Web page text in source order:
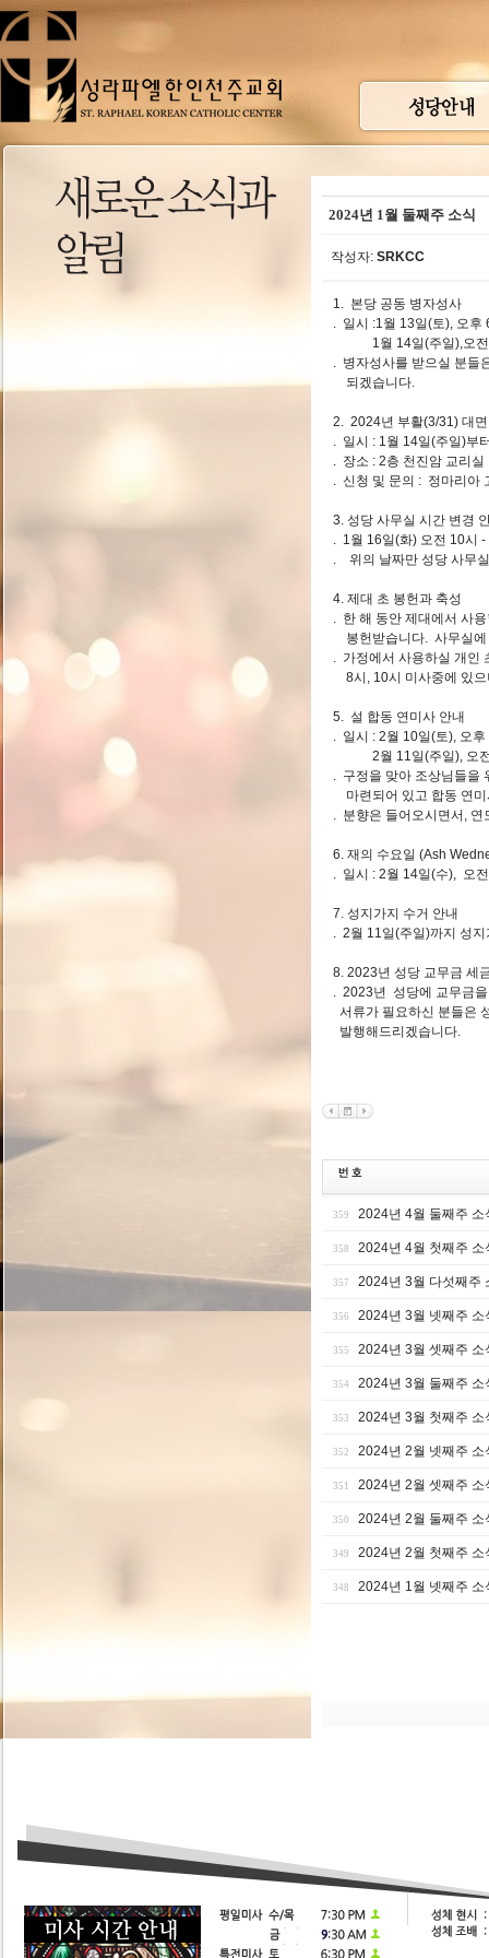
2024년 1월 둘째주 소식
작성자: SRKCC
1. 본당 공동 병자성사
. 일시 :1월 13일(토), 오후
1월 14일(주일),오전 8
. 병자성사를 받으실 분들
되겠습니다.
2. 2024년 부활(3/31) 대
. 일시 : 1월 14일(주일)
. 장소 : 2층 천진암 교리실
. 신청 및 문의 : 정마리아
3. 성당 사무실 시간 변경
. 1월 16일(화) 오전 10시 -
. 위의 날짜만 성당 사무
4. 제대 초 봉헌과 축성
. 한 해 동안 제대에서 사
봉헌받습니다. 사무실에
. 가정에서 사용하실 개인
8시, 10시 미사중에 있
5. 설 합동 연미사 안내
. 일시 : 2월 10일(토), 오
2월 11일(주일), 오전
. 구정을 맞아 조상님들을
마련되어 있고 합동 연
. 분향은 들어오시면서, 연
6. 재의 수요일 (Ash
. 일시 : 2월 14일(수), 오
7. 성지가지 수거 안내
. 2월 11일(주일)까지 성
8. 2023년 성당 교무금 세
. 2023년 성당에 교무금
서류가 필요하신 분들은
발행해드리겠습니다.
359 2024년 4월 둘째주 소
358 2024년 4월 첫째주 소
357 2024년 3월 다섯째주
356 2024년 3월 넷째주 소
355 2024년 3월 셋째주 소
354 2024년 3월 둘째주 소
353 2024년 3월 첫째주 소
352 2024년 2월 넷째주 소
351 2024년 2월 셋째주 소
350 2024년 2월 둘째주 소
349 2024년 2월 첫째주 소
348 2024년 1월 넷째주 소